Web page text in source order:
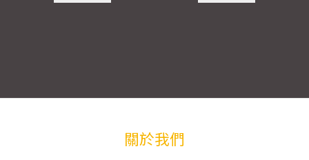
關於我們